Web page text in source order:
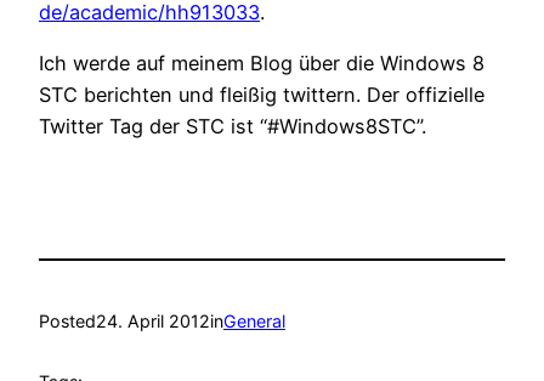
de/academic/hh913033.
Ich werde auf meinem Blog über die Windows 8
STC berichten und fleißig twittern. Der offizielle
Twitter Tag der STC ist “#Windows8STC”.
Posted24. April 2012inGeneral